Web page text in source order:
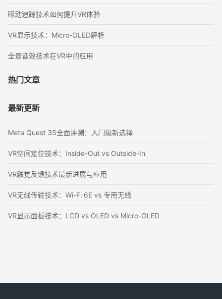
眼动追踪技术如何提升VR体验
VR显示技术：Micro-OLED解析
全景音效技术在VR中的应用
热门文章
最新更新
Meta Quest 3S全面评测：入门级新选择
VR空间定位技术：Inside-Out vs Outside-In
VR触觉反馈技术最新进展与应用
VR无线传输技术：Wi-Fi 6E vs 专用无线
VR显示面板技术：LCD vs OLED vs Micro-OLED